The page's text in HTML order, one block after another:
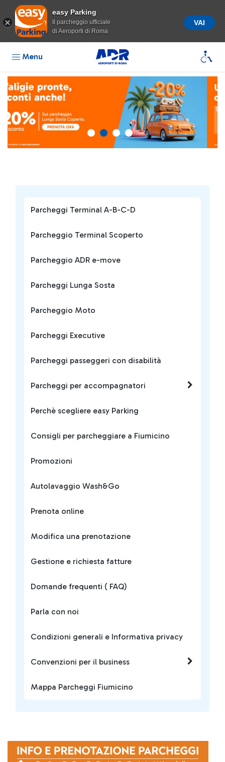
Menu
Parcheggi Terminal A-B-C-D
Parcheggio Terminal Scoperto
Parcheggio ADR e-move
Parcheggi Lunga Sosta
Parcheggio Moto
Parcheggi Executive
Parcheggi passeggeri con disabilità
Parcheggi per accompagnatori
Perchè scegliere easy Parking
Consigli per parcheggiare a Fiumicino
Promozioni
Autolavaggio Wash&Go
Prenota online
Modifica una prenotazione
Gestione e richiesta fatture
Domande frequenti ( FAQ)
Parla con noi
Condizioni generali e Informativa privacy
Convenzioni per il business
Mappa Parcheggi Fiumicino
easy Parking
Il parcheggio ufficiale
di Aeroporti di Roma
VAI